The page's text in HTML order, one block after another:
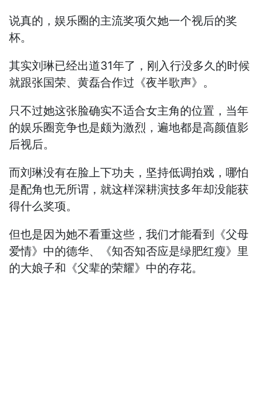
说真的，娱乐圈的主流奖项欠她一个视后的奖
杯。
其实刘琳已经出道31年了，刚入行没多久的时候
就跟张国荣、黄磊合作过《夜半歌声》。
只不过她这张脸确实不适合女主角的位置，当年
的娱乐圈竞争也是颇为激烈，遍地都是高颜值影
后视后。
而刘琳没有在脸上下功夫，坚持低调拍戏，哪怕
是配角也无所谓，就这样深耕演技多年却没能获
得什么奖项。
但也是因为她不看重这些，我们才能看到《父母
爱情》中的德华、《知否知否应是绿肥红瘦》里
的大娘子和《父辈的荣耀》中的存花。